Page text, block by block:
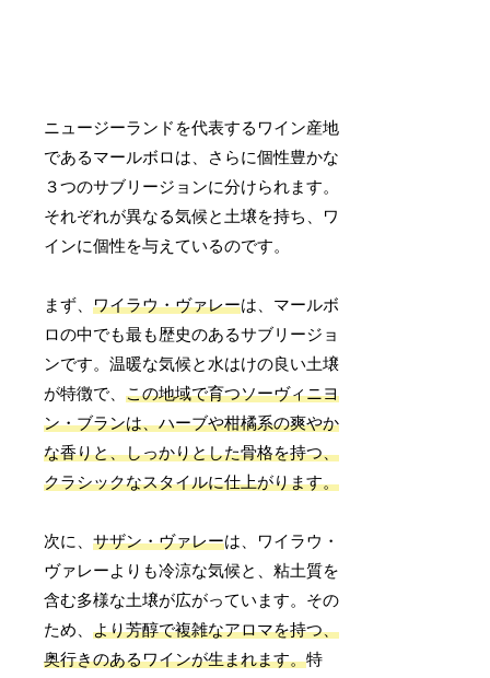
ニュージーランドを代表するワイン産地
であるマールボロは、さらに個性豊かな
３つのサブリージョンに分けられます。
それぞれが異なる気候と土壌を持ち、ワ
インに個性を与えているのです。
まず、ワイラウ・ヴァレーは、マールボ
ロの中でも最も歴史のあるサブリージョ
ンです。温暖な気候と水はけの良い土壌
が特徴で、この地域で育つソーヴィニヨ
ン・ブランは、ハーブや柑橘系の爽やか
な香りと、しっかりとした骨格を持つ、
クラシックなスタイルに仕上がります。
次に、サザン・ヴァレーは、ワイラウ・
ヴァレーよりも冷涼な気候と、粘土質を
含む多様な土壌が広がっています。その
ため、より芳醇で複雑なアロマを持つ、
奥行きのあるワインが生まれます。特